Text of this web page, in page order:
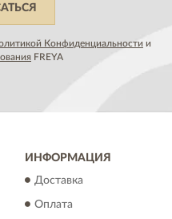
Конфиденциальности и
FREYA
ИНФОРМАЦИЯ
Доставка
Оплата